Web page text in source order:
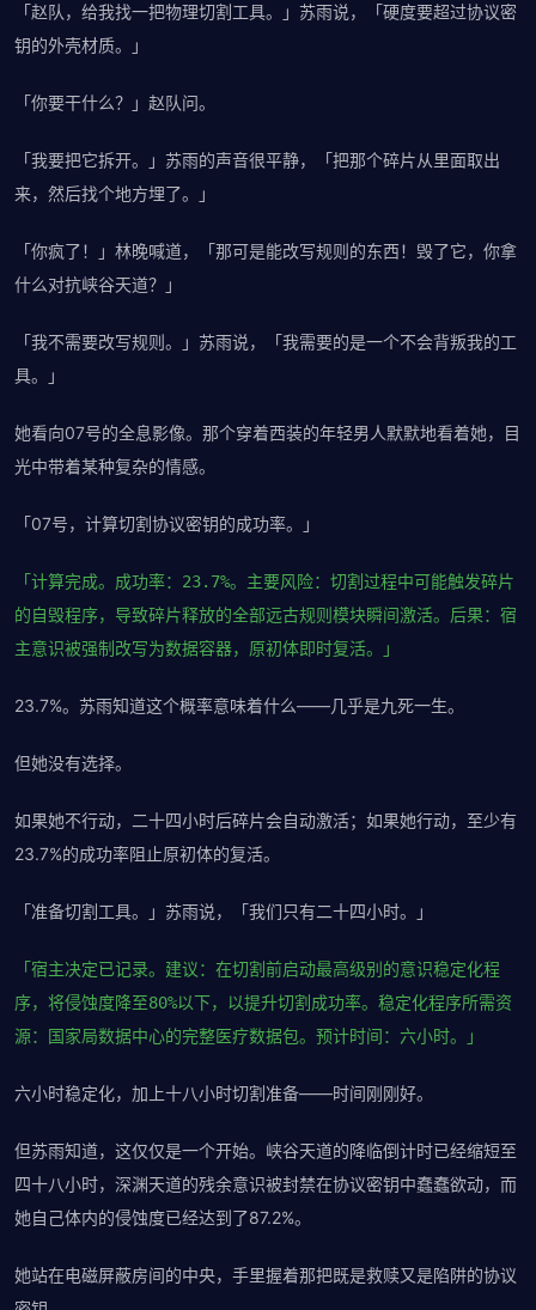
「赵队，给我找一把物理切割工具。」苏雨说，「硬度要超过协议密
钥的外壳材质。」
「你要干什么？」赵队问。
「我要把它拆开。」苏雨的声音很平静，「把那个碎片从里面取出
来，然后找个地方埋了。」
「你疯了！」林晚喊道，「那可是能改写规则的东西！毁了它，你拿
什么对抗峡谷天道？」
「我不需要改写规则。」苏雨说，「我需要的是一个不会背叛我的工
具。」
她看向07号的全息影像。那个穿着西装的年轻男人默默地看着她，目
光中带着某种复杂的情感。
「07号，计算切割协议密钥的成功率。」
「计算完成。成功率：23.7%。主要风险：切割过程中可能触发碎片
的自毁程序，导致碎片释放的全部远古规则模块瞬间激活。后果：宿
主意识被强制改写为数据容器，原初体即时复活。」
23.7%。苏雨知道这个概率意味着什么——几乎是九死一生。
但她没有选择。
如果她不行动，二十四小时后碎片会自动激活；如果她行动，至少有
23.7%的成功率阻止原初体的复活。
「准备切割工具。」苏雨说，「我们只有二十四小时。」
「宿主决定已记录。建议：在切割前启动最高级别的意识稳定化程
序，将侵蚀度降至80%以下，以提升切割成功率。稳定化程序所需资
源：国家局数据中心的完整医疗数据包。预计时间：六小时。」
六小时稳定化，加上十八小时切割准备——时间刚刚好。
但苏雨知道，这仅仅是一个开始。峡谷天道的降临倒计时已经缩短至
四十八小时，深渊天道的残余意识被封禁在协议密钥中蠢蠢欲动，而
她自己体内的侵蚀度已经达到了87.2%。
她站在电磁屏蔽房间的中央，手里握着那把既是救赎又是陷阱的协议